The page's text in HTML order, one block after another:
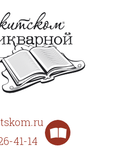
41-14